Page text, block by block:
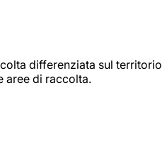
differenziata sul territorio
aree di raccolta.